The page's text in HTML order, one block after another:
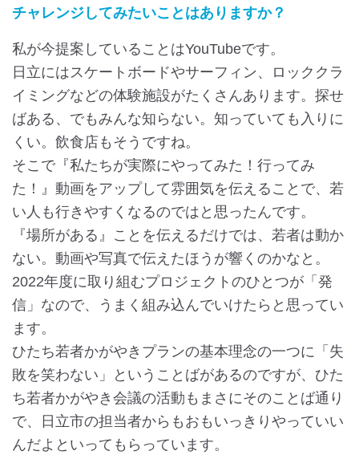
チャレンジしてみたいことはありますか？
私が今提案していることはYouTubeです。
日立にはスケートボードやサーフィン、ロッククラ
イミングなどの体験施設がたくさんあります。探せ
ばある、でもみんな知らない。知っていても入りに
くい。飲食店もそうですね。
そこで『私たちが実際にやってみた！行ってみ
た！』動画をアップして雰囲気を伝えることで、若
い人も行きやすくなるのではと思ったんです。
『場所がある』ことを伝えるだけでは、若者は動か
ない。動画や写真で伝えたほうが響くのかなと。
2022年度に取り組むプロジェクトのひとつが「発
信」なので、うまく組み込んでいけたらと思ってい
ます。
ひたち若者かがやきプランの基本理念の一つに「失
敗を笑わない」ということばがあるのですが、ひた
ち若者かがやき会議の活動もまさにそのことば通り
で、日立市の担当者からもおもいっきりやっていい
んだよといってもらっています。